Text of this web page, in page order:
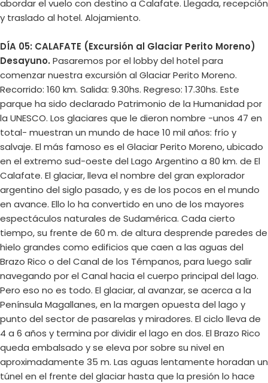
abordar el vuelo con destino a Calafate. Llegada, recepción
y traslado al hotel. Alojamiento.
DÍA 05: CALAFATE (Excursión al Glaciar Perito Moreno)
Desayuno. Pasaremos por el lobby del hotel para
comenzar nuestra excursión al Glaciar Perito Moreno.
Recorrido: 160 km. Salida: 9.30hs. Regreso: 17.30hs. Este
parque ha sido declarado Patrimonio de la Humanidad por
la UNESCO. Los glaciares que le dieron nombre -unos 47 en
total- muestran un mundo de hace 10 mil años: frío y
salvaje. El más famoso es el Glaciar Perito Moreno, ubicado
en el extremo sud-oeste del Lago Argentino a 80 km. de El
Calafate. El glaciar, lleva el nombre del gran explorador
argentino del siglo pasado, y es de los pocos en el mundo
en avance. Ello lo ha convertido en uno de los mayores
espectáculos naturales de Sudamérica. Cada cierto
tiempo, su frente de 60 m. de altura desprende paredes de
hielo grandes como edificios que caen a las aguas del
Brazo Rico o del Canal de los Témpanos, para luego salir
navegando por el Canal hacia el cuerpo principal del lago.
Pero eso no es todo. El glaciar, al avanzar, se acerca a la
Península Magallanes, en la margen opuesta del lago y
punto del sector de pasarelas y miradores. El ciclo lleva de
4 a 6 años y termina por dividir el lago en dos. El Brazo Rico
queda embalsado y se eleva por sobre su nivel en
aproximadamente 35 m. Las aguas lentamente horadan un
túnel en el frente del glaciar hasta que la presión lo hace